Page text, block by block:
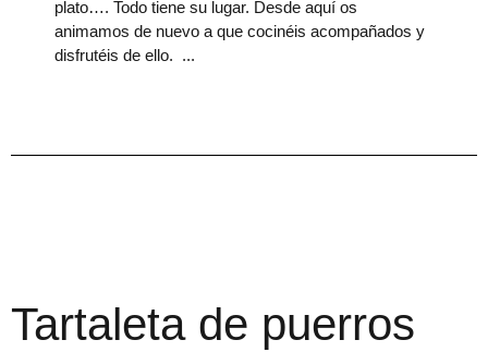
plato…. Todo tiene su lugar. Desde aquí os
animamos de nuevo a que cocinéis acompañados y
disfrutéis de ello.
Tartaleta de puerros